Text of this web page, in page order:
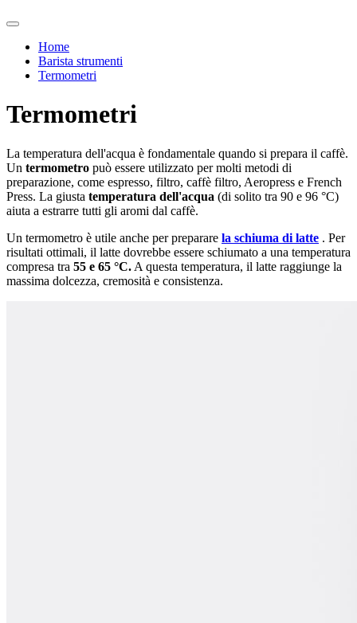
Home
Barista strumenti
Termometri
Termometri
La temperatura dell'acqua è fondamentale quando si prepara il caffè.
Un termometro può essere utilizzato per molti metodi di
preparazione, come espresso, filtro, caffè filtro, Aeropress e French
Press. La giusta temperatura dell'acqua (di solito tra 90 e 96 °C)
aiuta a estrarre tutti gli aromi dal caffè.
Un termometro è utile anche per preparare la schiuma di latte . Per
risultati ottimali, il latte dovrebbe essere schiumato a una temperatura
compresa tra 55 e 65 °C. A questa temperatura, il latte raggiunge la
massima dolcezza, cremosità e consistenza.